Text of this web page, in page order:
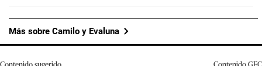
Más sobre Camilo y Evaluna